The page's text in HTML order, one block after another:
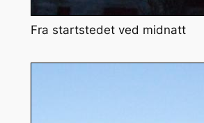
Fra startstedet ved midnatt